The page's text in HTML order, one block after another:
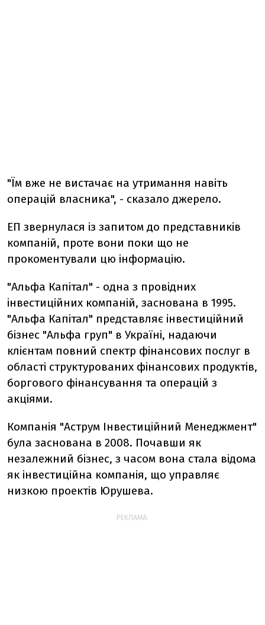
"Їм вже не вистачає на утримання навіть
операцій власника", - сказало джерело.
ЕП звернулася із запитом до представників
компаній, проте вони поки що не
прокоментували цю інформацію.
"Альфа Капітал" - одна з провідних
інвестиційних компаній, заснована в 1995.
"Альфа Капітал" представляє інвестиційний
бізнес "Альфа груп" в Україні, надаючи
клієнтам повний спектр фінансових послуг в
області структурованих фінансових продуктів,
боргового фінансування та операцій з
акціями.
Компанія "Аструм Інвестиційний Менеджмент"
була заснована в 2008. Почавши як
незалежний бізнес, з часом вона стала відома
як інвестиційна компанія, що управляє
низкою проектів Юрушева.
РЕКЛАМА: